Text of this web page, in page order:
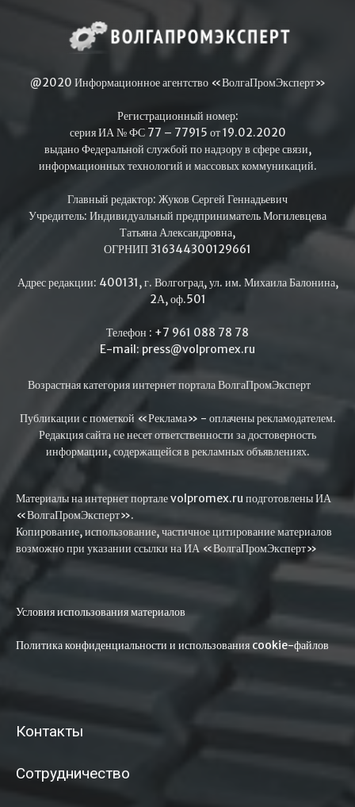
@2020 Информационное агентство «ВолгаПромЭксперт»
Регистрационный номер:
серия ИА № ФС 77 – 77915 от 19.02.2020
выдано Федеральной службой по надзору в сфере связи,
информационных технологий и массовых коммуникаций.
Главный редактор: Жуков Сергей Геннадьевич
Учредитель: Индивидуальный предприниматель Могилевцева
Татьяна Александровна,
ОГРНИП 316344300129661
Адрес редакции: 400131, г. Волгоград, ул. им. Михаила Балонина,
2А, оф.501
Телефон : +7 961 088 78 78
E-mail: press@volpromex.ru
Возрастная категория интернет портала ВолгаПромЭксперт
Публикации с пометкой «Реклама» - оплачены рекламодателем.
Редакция сайта не несет ответственности за достоверность
информации, содержащейся в рекламных объявлениях.
Материалы на интернет портале volpromex.ru подготовлены ИА
«ВолгаПромЭксперт».
Копирование, использование, частичное цитирование материалов
возможно при указании ссылки на ИА «ВолгаПромЭксперт»
Условия использования материалов
Политика конфиденциальности и использования cookie-файлов
Контакты
Сотрудничество